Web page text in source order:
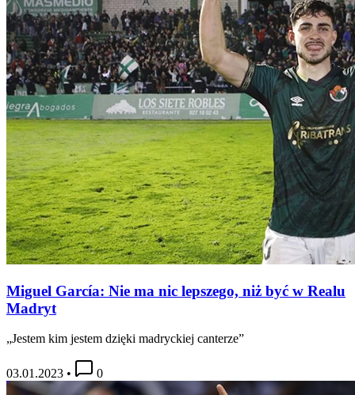
Miguel García: Nie ma nic lepszego, niż być w Realu
Madryt
„Jestem kim jestem dzięki madryckiej canterze”
03.01.2023 • 0